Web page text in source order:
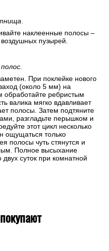
.
наклеенные полосы –
пузырей.
При поклейке нового
(около 5 мм) на
обработайте ребристым
валика мягко вдавливает
полосы. Затем подтяните
разгладьте перышком и
этот цикл несколько
ощущаться только
полосы чуть стянутся и
Полное высыхание
суток при комнатной